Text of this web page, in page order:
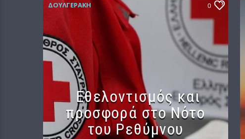
ΔΟΥΛΓΕΡΆΚΗ 0
Εθελοντισμός και
προσφορά στο Νότο
του Ρεθύμνου